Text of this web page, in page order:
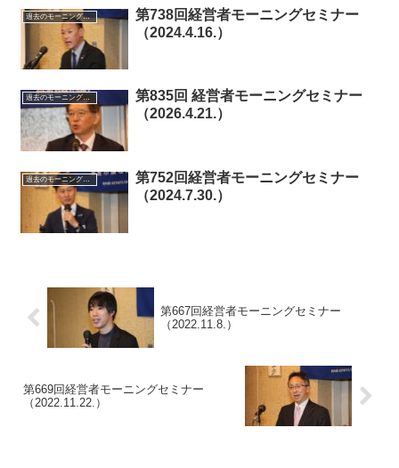
過去のモーニングセミナー
第738回経営者モーニングセミナー
（2024.4.16.）
過去のモーニングセミナー
第835回 経営者モーニングセミナー
（2026.4.21.）
過去のモーニングセミナー
第752回経営者モーニングセミナー
（2024.7.30.）
第667回経営者モーニングセミナー
（2022.11.8.）
第669回経営者モーニングセミナー
（2022.11.22.）